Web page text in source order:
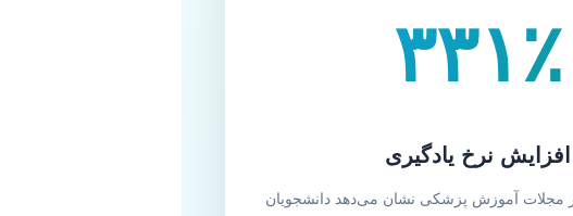
۳۳۱٪
افزایش نرخ یادگیری
مجلات آموزش پزشکی نشان می‌دهد دانشجویان